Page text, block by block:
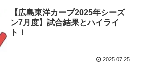
【広島東洋カープ2025年シーズ
ン7月度】試合結果とハイライ
ト！
2025.07.25